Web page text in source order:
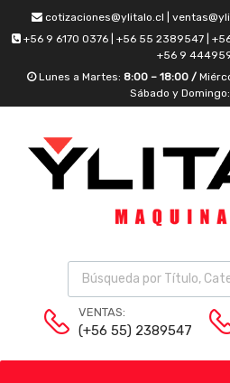
cotizaciones@ylitalo.cl |
+56 9 6170 0376 | +56 55 2389547 |
+56 9
Lunes a Martes: 8:00 – 18:00 /
Sábado y Domingo:
VENTAS:
(+56 55) 2389547